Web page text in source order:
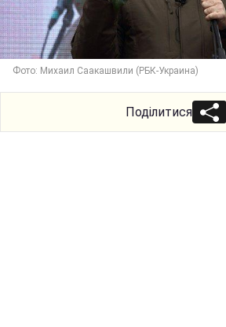
Фото: Михаил Саакашвили (РБК-Украина)
Поділитися